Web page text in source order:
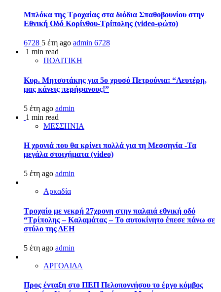
Μπλόκα της Τροχαίας στα διόδια Σπαθοβουνίου στην
Εθνική Οδό Κορίνθου-Τρίπολης (video-φώτο)
6728 5 έτη ago admin 6728
1 min read
ΠΟΛΙΤΙΚΗ
Κυρ. Μητσοτάκης για 5ο χρυσό Πετρούνια: “Λευτέρη,
μας κάνεις περήφανους!”
5 έτη ago admin
1 min read
ΜΕΣΣΗΝΙΑ
Η χρονιά που θα κρίνει πολλά για τη Μεσσηνία -Τα
μεγάλα στοιχήματα (video)
5 έτη ago admin
Αρκαδία
Τροχαίο με νεκρή 27χρονη στην παλαιά εθνική οδό
“Τρίπολης – Καλαμάτας – Το αυτοκίνητο έπεσε πάνω σε
στύλο της ΔΕΗ
5 έτη ago admin
ΑΡΓΟΛΙΔΑ
Προς ένταξη στο ΠΕΠ Πελοποννήσου το έργο κόμβος